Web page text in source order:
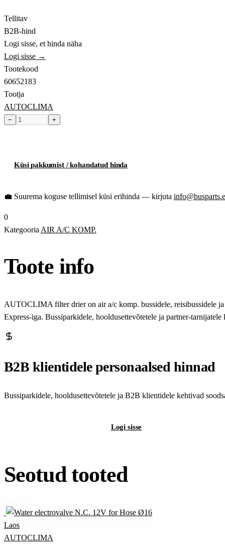
Tellitav
B2B-hind
Logi sisse, et hinda näha
Logi sisse →
Tootekood
60652183
Tootja
AUTOCLIMA
− +
Küsi pakkumist / kohandatud hinda
💼 Suurema koguse tellimisel küsi erihinda — kirjuta
0
Kategooria AIR A/C KOMP.
Toote info
AUTOCLIMA filter drier on air a/c komp. bussidele, reisibussidele
Express-iga. Bussiparkidele, hooldusettevõtetele ja partner-
B2B klientidele personaalsed hinnad
Bussiparkidele, hooldusettevõtetele ja B2B klientidele kehtivad
Logi sisse
Seotud tooted
Laos
AUTOCLIMA